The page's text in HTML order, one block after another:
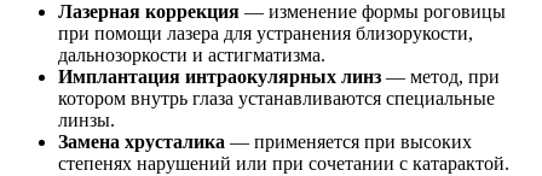
Лазерная коррекция — изменение формы роговицы
при помощи лазера для устранения близорукости,
дальнозоркости и астигматизма.
Имплантация интраокулярных линз — метод, при
котором внутрь глаза устанавливаются специальные
линзы.
Замена хрусталика — применяется при высоких
степенях нарушений или при сочетании с катарактой.